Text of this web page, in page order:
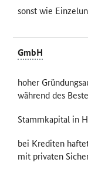
sonst wie
GmbH
hoher
während des
Stammkapital in
bei Krediten
mit privaten